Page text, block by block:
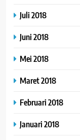
Juli 2018
Juni 2018
Mei 2018
Maret 2018
Februari 2018
Januari 2018